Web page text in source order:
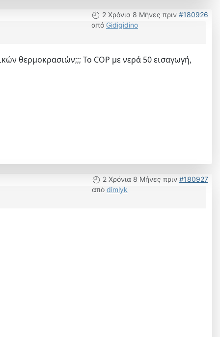
2 Χρόνια 8 Μήνες πριν #180926
από Gidigidino
θερμοκρασιών;;; Το COP με νερά 50 εισαγωγή,
2 Χρόνια 8 Μήνες πριν #180927
από dimlyk